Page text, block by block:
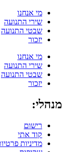
מי אנחנו
שירי התנועה
שבטי התנועה
יזכור
מי אנחנו
שירי התנועה
שבטי התנועה
יזכור
מנהלי:
רישום
קוד אתי
מדיניות פרטיות